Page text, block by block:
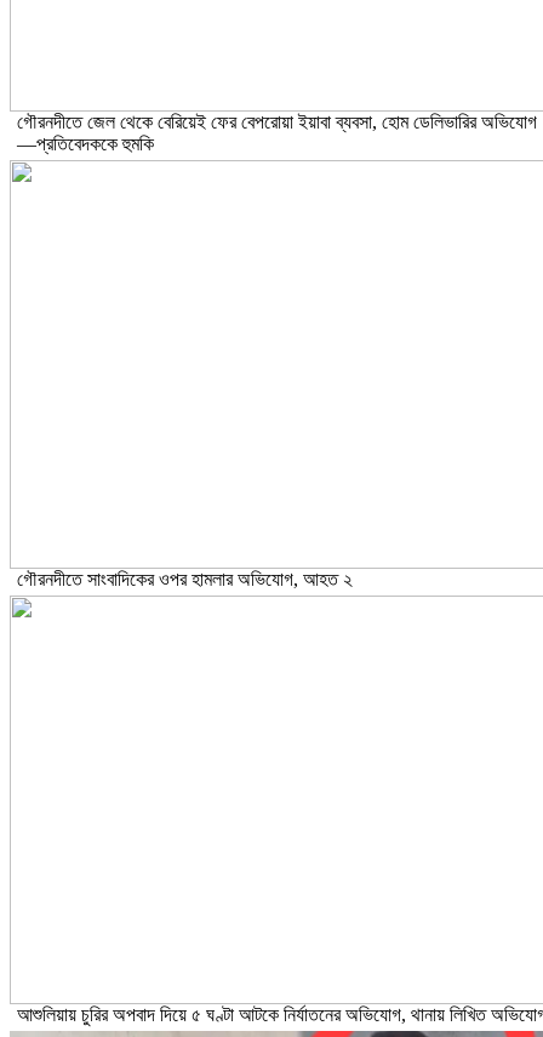
গৌরনদীতে জেল থেকে বেরিয়েই ফের বেপরোয়া ইয়াবা ব্যবসা, হোম ডেলিভারির অভিযোগ
—প্রতিবেদককে হুমকি
গৌরনদীতে সাংবাদিকের ওপর হামলার অভিযোগ, আহত ২
আশুলিয়ায় চুরির অপবাদ দিয়ে ৫ ঘণ্টা আটকে নির্যাতনের অভিযোগ, থানায় লিখিত